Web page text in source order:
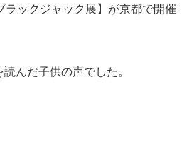
ックジャック展】が京都で開催
んだ子供の声でした。